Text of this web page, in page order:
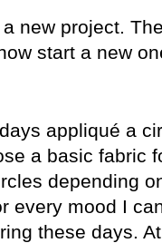
a new project.
start a new
appliqué a
a basic fabric
depending
every mood I
these days.